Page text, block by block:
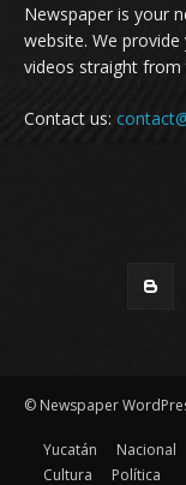
Newspaper is your
website. We
videos straight
Contact us:
© Newspaper
Yucatán Nacional
Cultura
Política